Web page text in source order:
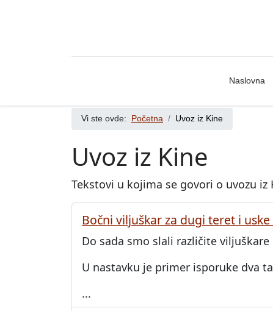
Naslovna
Vi ste ovde: Početna Uvoz iz Kine
Uvoz iz Kine
Tekstovi u kojima se govori o uvozu
Bočni viljuškar za dugi teret i
Do sada smo slali različite
U nastavku je primer isporuke dva
...